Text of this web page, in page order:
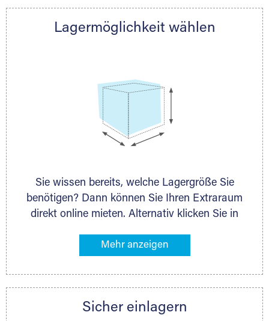
nächstgelegenen Partner und besprechen alles
Lagermöglichkeit wählen
Sie wissen bereits, welche Lagergröße Sie
benötigen? Dann können Sie Ihren Extraraum
direkt online mieten. Alternativ klicken Sie in
Gegenstände an, die Sie einlagern möchten –
ermittelt. Natürlich steht Ihnen Ihr Extraraum
persönlich hinsichtlich Lagervolumen und zu
Sicher einlagern